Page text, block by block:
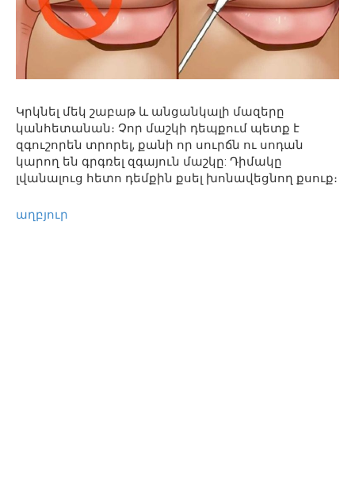
Կրկնել մեկ շաբաթ և անցանկալի մազերը
կանհետանան։ Չոր մաշկի դեպքում պետք է
զգուշորեն տրորել, քանի որ սուրճն ու սոդան
կարող են գրգռել զգայուն մաշկը: Դիմակը
լվանալուց հետո դեմքին քսել խոնավեցնող քսուք։
աղբյուր